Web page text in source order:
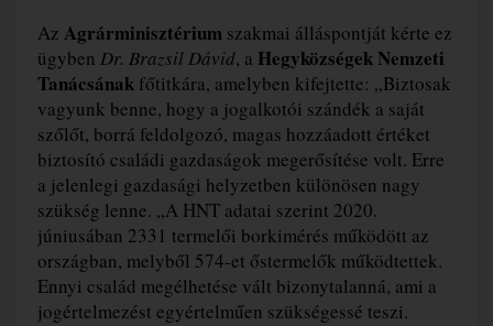
Az Agrárminisztériumszakmai álláspontját kérte ez
ügyben Dr. Brazsil Dávid, a Hegyközségek Nemzeti
Tanácsánakfőtitkára, amelyben kifejtette: „Biztosak
vagyunk benne, hogy a jogalkotói szándék a saját
szőlőt, borrá feldolgozó, magas hozzáadott értéket
biztosító családi gazdaságok megerősítése volt. Erre
a jelenlegi gazdasági helyzetben különösen nagy
szükség lenne. „A HNT adatai szerint 2020.
júniusában 2331 termelői borkimérés működött az
országban, melyből 574-et őstermelők működtettek.
Ennyi család megélhetése vált bizonytalanná, ami a
jogértelmezést egyértelműen szükségessé teszi.